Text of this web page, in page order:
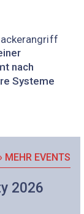
nach
Systeme
MEHR EVENTS
2026